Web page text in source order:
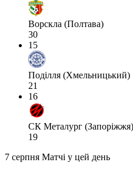
Ворскла (Полтава)
30
15
Поділля (Хмельницький)
21
16
СК Металург (Запоріжжя)
19
7 серпня Матчі у цей день